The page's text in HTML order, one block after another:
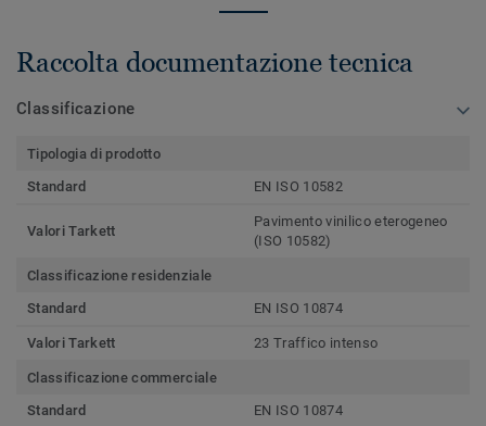
Raccolta documentazione tecnica
Classificazione
Tipologia di prodotto
Standard
EN ISO 10582
Valori Tarkett
Pavimento vinilico eterogeneo
(ISO 10582)
Classificazione residenziale
Standard
EN ISO 10874
Valori Tarkett 23 Traffico intenso
Classificazione commerciale
Standard
EN ISO 10874